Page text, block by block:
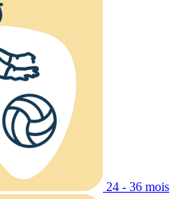
24 - 36 mois